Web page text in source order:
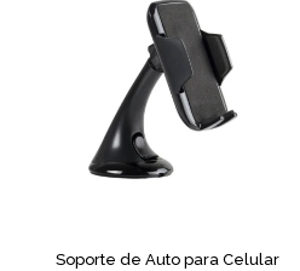
Soporte de Auto para Celular